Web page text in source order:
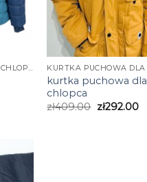
KURTKA PUCHOWA DLA CHLOPCA
kurtka puchowa dla
chlopca
zł409.00 zł292.00